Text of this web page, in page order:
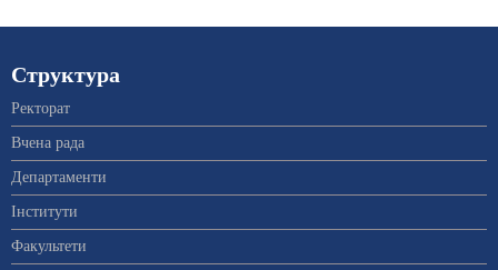
Структура
Ректорат
Вчена рада
Департаменти
Інститути
Факультети